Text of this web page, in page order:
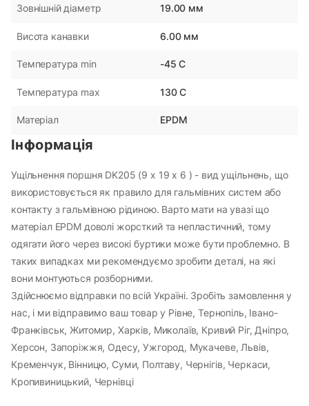
Зовнішній діаметр 19.00 мм
Висота канавки 6.00 мм
Температура min -45 С
Температура max 130 С
Матеріал EPDM
Інформація
Ущільнення поршня DK205 (9 х 19 х 6 ) - вид ущільнень, що
використовується як правило для гальмівних систем або
контакту з гальмівною рідиною. Варто мати на увазі що
матеріал EPDM доволі жорсткий та непластичний, тому
одягати його через високі буртики може бути проблемно. В
таких випадках ми рекомендуємо зробити деталі, на які
вони монтуються розборними.
Здійснюємо відправки по всій Україні. Зробіть замовлення у
нас, і ми відправимо ваш товар у Рівне, Тернопіль, Івано-
Франківськ, Житомир, Харків, Миколаїв, Кривий Ріг, Дніпро,
Херсон, Запоріжжя, Одесу, Ужгород, Мукачеве, Львів,
Кременчук, Вінницю, Суми, Полтаву, Чернігів, Черкаси,
Кропивиницький, Чернівці